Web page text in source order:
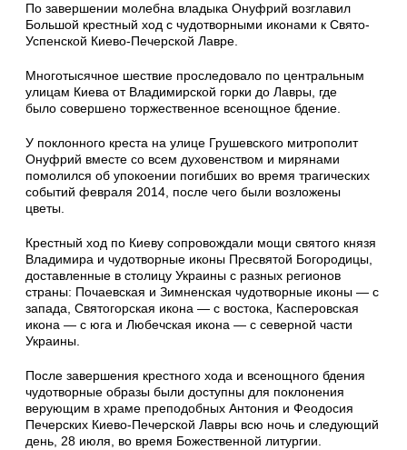
По завершении молебна владыка Онуфрий возглавил
Большой крестный ход с чудотворными иконами к Свято-
Успенской Киево-Печерской Лавре.
Многотысячное шествие проследовало по центральным
улицам Киева от Владимирской горки до Лавры, где
было совершено торжественное всенощное бдение.
У поклонного креста на улице Грушевского митрополит
Онуфрий вместе со всем духовенством и мирянами
помолился об упокоении погибших во время трагических
событий февраля 2014, после чего были возложены
цветы.
Крестный ход по Киеву сопровождали мощи святого князя
Владимира и чудотворные иконы Пресвятой Богородицы,
доставленные в столицу Украины с разных регионов
страны: Почаевская и Зимненская чудотворные иконы — с
запада, Святогорская икона — с востока, Касперовская
икона — с юга и Любечская икона — с северной части
Украины.
После завершения крестного хода и всенощного бдения
чудотворные образы были доступны для поклонения
верующим в храме преподобных Антония и Феодосия
Печерских Киево-Печерской Лавры всю ночь и следующий
день, 28 июля, во время Божественной литургии.